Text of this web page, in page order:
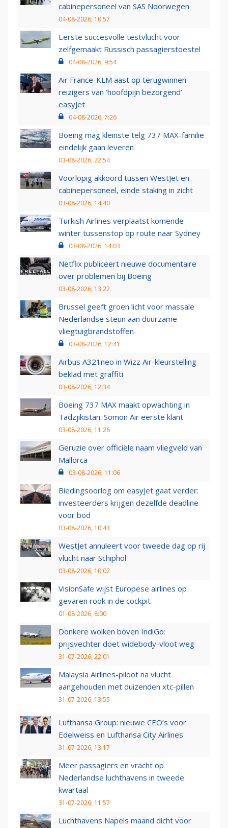
cabinepersoneel van SAS Noorwegen
04-08-2026, 10:57
Eerste succesvolle testvlucht voor
zelfgemaakt Russisch passagierstoestel
04-08-2026, 9:54
Air France-KLM aast op terugwinnen
reizigers van ‘hoofdpijn bezorgend’
easyJet
04-08-2026, 7:26
Boeing mag kleinste telg 737 MAX-familie
eindelijk gaan leveren
03-08-2026, 22:54
Voorlopig akkoord tussen WestJet en
cabinepersoneel, einde staking in zicht
03-08-2026, 14:40
Turkish Airlines verplaatst komende
winter tussenstop op route naar Sydney
03-08-2026, 14:03
Netflix publiceert nieuwe documentaire
over problemen bij Boeing
03-08-2026, 13:22
Brussel geeft groen licht voor massale
Nederlandse steun aan duurzame
vliegtuigbrandstoffen
03-08-2026, 12:41
Airbus A321neo in Wizz Air-kleurstelling
beklad met graffiti
03-08-2026, 12:34
Boeing 737 MAX maakt opwachting in
Tadzjikistan: Somon Air eerste klant
03-08-2026, 11:26
Geruzie over officiële naam vliegveld van
Mallorca
03-08-2026, 11:06
Biedingsoorlog om easyJet gaat verder:
investeerders krijgen dezelfde deadline
voor bod
03-08-2026, 10:43
WestJet annuleert voor tweede dag op rij
vlucht naar Schiphol
03-08-2026, 10:02
VisionSafe wijst Europese airlines op
gevaren rook in de cockpit
01-08-2026, 8:00
Donkere wolken boven IndiGo:
prijsvechter doet widebody-vloot weg
31-07-2026, 22:01
Malaysia Airlines-piloot na vlucht
aangehouden met duizenden xtc-pillen
31-07-2026, 13:55
Lufthansa Group: nieuwe CEO’s voor
Edelweiss en Lufthansa City Airlines
31-07-2026, 13:17
Meer passagiers en vracht op
Nederlandse luchthavens in tweede
kwartaal
31-07-2026, 11:57
Luchthavens Napels maand dicht voor